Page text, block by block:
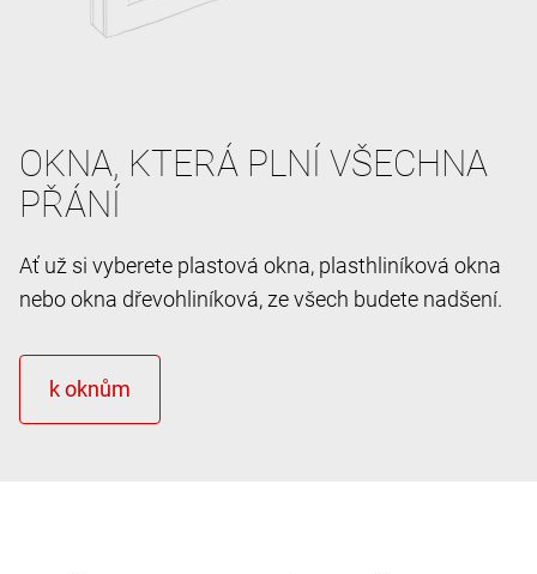
OKNA, KTERÁ PLNÍ VŠECHNA
PŘÁNÍ
Ať už si vyberete plastová okna, plasthliníková okna
nebo okna dřevohliníková, ze všech budete nadšení.